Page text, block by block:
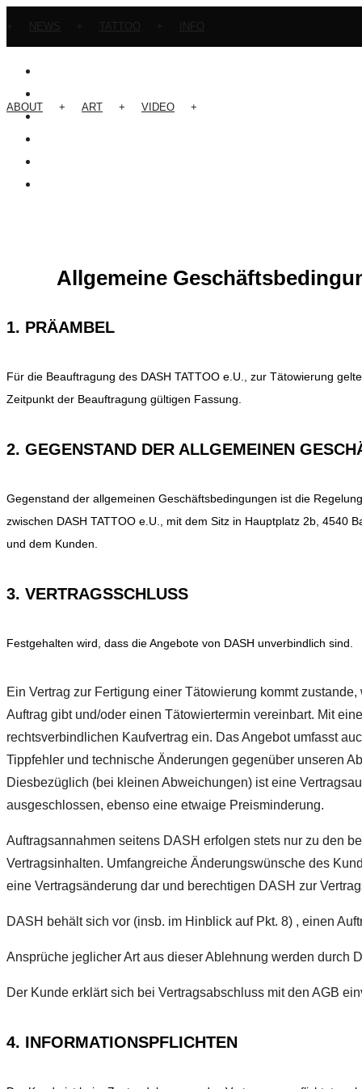
NEWS TATTOO INFO
ABOUT + ART + VIDEO +
Allgemeine
1. PRÄAMBEL
Für die Beauftragung des DASH TATTOO e.U., zur Tätowierung
Zeitpunkt der Beauftragung gültigen Fassung.
2. GEGENSTAND DER ALLGEMEINEN
Gegenstand der allgemeinen Geschäftsbedingungen ist die
zwischen DASH TATTOO e.U., mit dem Sitz in Hauptplatz 2b, 4540
und dem Kunden.
3. VERTRAGSSCHLUSS
Festgehalten wird, dass die Angebote von DASH unverbindlich sind.
Ein Vertrag zur Fertigung einer Tätowierung kommt
Auftrag gibt und/oder einen Tätowiertermin vereinbart. Mit
rechtsverbindlichen Kaufvertrag ein. Das Angebot umfasst
Tippfehler und technische Änderungen gegenüber unseren
Diesbezüglich (bei kleinen Abweichungen) ist eine
ausgeschlossen, ebenso eine etwaige Preisminderung.
Auftragsannahmen seitens DASH erfolgen stets nur zu den
Vertragsinhalten. Umfangreiche Änderungswünsche des
eine Vertragsänderung dar und berechtigen DASH zur
DASH behält sich vor (insb. im Hinblick auf Pkt. 8) , einen
Ansprüche jeglicher Art aus dieser Ablehnung werden durch
Der Kunde erklärt sich bei Vertragsabschluss mit den AGB
4. INFORMATIONSPFLICHTEN